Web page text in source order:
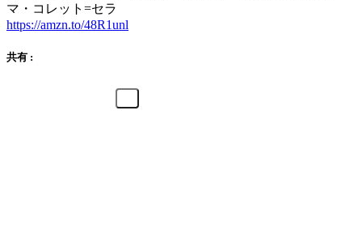
マ・コレット=セラ
https://amzn.to/48R1unl
共有 :